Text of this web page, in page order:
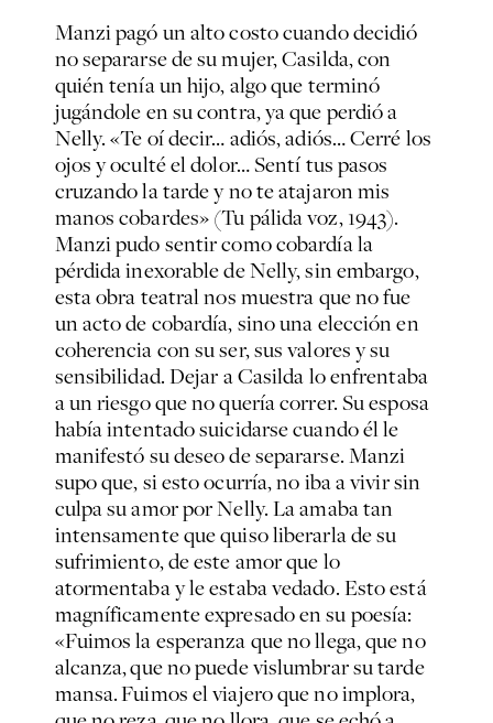
Manzi pagó un alto costo cuando decidió
no separarse de su mujer, Casilda, con
quién tenía un hijo, algo que terminó
jugándole en su contra, ya que perdió a
Nelly.«Te oí decir… adiós, adiós… Cerré los
ojos y oculté el dolor… Sentí tus pasos
cruzando la tarde y no te atajaron mis
manos cobardes» (Tu pálida voz, 1943).
Manzi pudo sentir como cobardía la
pérdida inexorable de Nelly, sin embargo,
esta obra teatral nos muestra que no fue
un acto de cobardía, sino una elección en
coherencia con su ser, sus valores y su
sensibilidad. Dejar a Casilda lo enfrentaba
a un riesgo que no quería correr. Su esposa
había intentado suicidarse cuando él le
manifestó su deseo de separarse. Manzi
supo que, si esto ocurría, no iba a vivir sin
culpa su amor por Nelly. La amaba tan
intensamente que quiso liberarla de su
sufrimiento, de este amor que lo
atormentaba y le estaba vedado. Esto está
magníficamente expresado en su poesía:
«Fuimos la esperanza que no llega, que no
alcanza, que no puede vislumbrar su tarde
mansa. Fuimos el viajero que no implora,